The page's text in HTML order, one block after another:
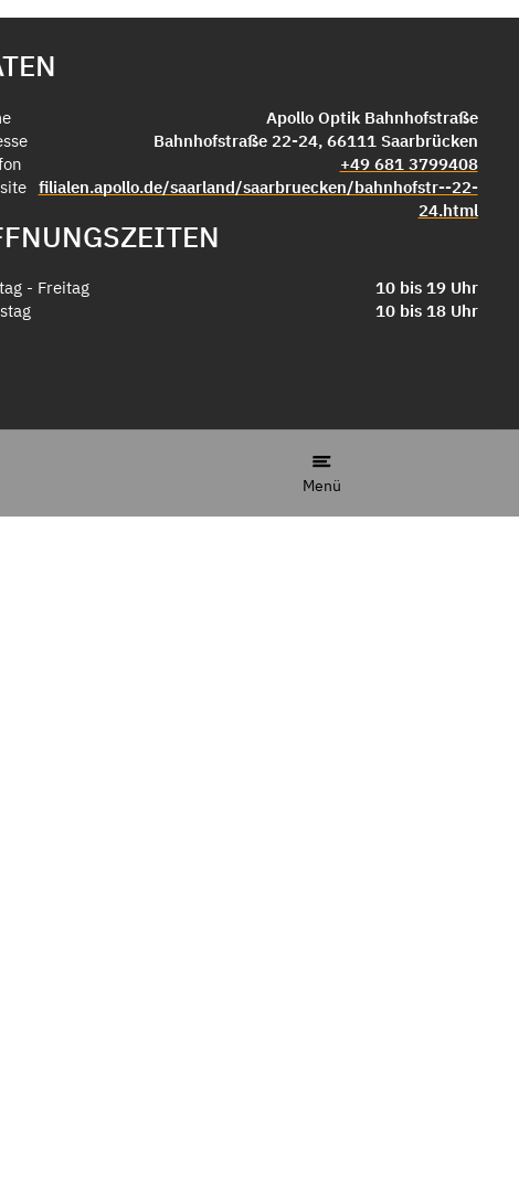
Apollo Optik Bahnhofstraße
Bahnhofstraße 22-24, 66111 Saarbrücken
+49 681 3799408
filialen.apollo.de/saarland/saarbruecken/bahnhofstr--22-
24.html
- Freitag
10 bis 19 Uhr
10 bis 18 Uhr
Menü